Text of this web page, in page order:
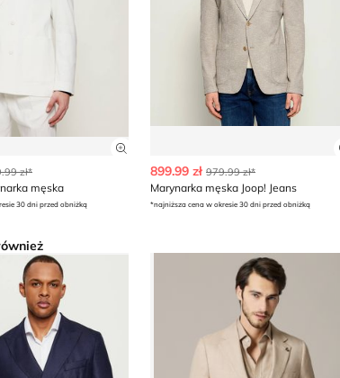
lewo
Zobacz szczegóły produktu
zł*
męska
30 dni przed obniżką
899.99 zł 979.99 zł*
Marynarka męska Joop! Jeans
*najniższa cena w okresie 30 dni przed obniżką
męska na wiosnę BOSS BLACKMarynarka męska Lancerto